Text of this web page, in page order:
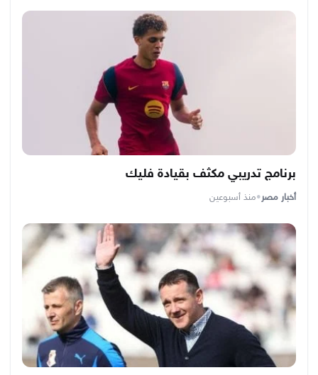
برنامج تدريبي مكثف بقيادة فليك
أخبار مصر•منذ أسبوعين